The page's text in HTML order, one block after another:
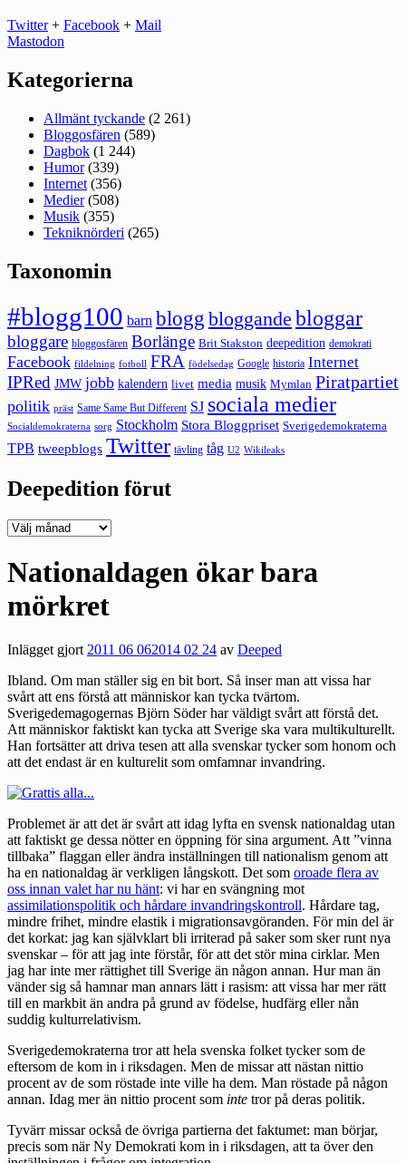
Twitter+ Facebook + Mail
Mastodon
Kategorierna
Allmänt tyckande (2 261)
Bloggosfären (589)
Dagbok (1 244)
Humor(339)
Internet (356)
Medier(508)
Musik (355)
Tekniknörderi (265)
Taxonomin
#blogg100 barn blogg bloggande bloggar
bloggare bloggosfären Borlänge Brit Stakston deepedition demokrati
Facebook fildelning fotboll FRA födelsedag Google historia Internet
IPRed JMW jobb kalendern livet media musik Mymlan Piratpartiet
politik präst Same Same But Different SJ sociala medier
Socialdemokraterna sorg Stockholm Stora Bloggpriset Sverigedemokraterna
TPB tweepblogs Twitter tävling tåg U2 Wikileaks
Deepedition förut
Deepedition
Nationaldagen ökar bara
mörkret
Inlägget gjort2011 06 062014 02 24 av Deeped
Ibland. Om man ställer sig en bit bort. Så inser man att vissa har
svårt att ens förstå att människor kan tycka tvärtom.
Sverigedemagogernas Björn Söder har väldigt svårt att förstå det.
Att människor faktiskt kan tycka att Sverige ska vara multikulturellt.
Han fortsätter att driva tesen att alla svenskar tycker som honom och
att det endast är en kulturelit som omfamnar invandring.
Problemet är att det är svårt att idag lyfta en svensk nationaldag utan
att faktiskt ge dessa nötter en öppning för sina argument. Att ”vinna
tillbaka” flaggan eller ändra inställningen till nationalism genom att
ha en nationaldag är verkligen långskott. Det som oroade flera av
oss innan valet har nu hänt: vi har en svängning mot
assimilationspolitik och hårdare invandringskontroll. Hårdare tag,
mindre frihet, mindre elastik i migrationsavgöranden. För min del är
det korkat: jag kan självklart bli irriterad på saker som sker runt nya
svenskar – för att jag inte förstår, för att det stör mina cirklar. Men
jag har inte mer rättighet till Sverige än någon annan. Hur man än
vänder sig så hamnar man annars lätt i rasism: att vissa har mer rätt
till en markbit än andra på grund av födelse, hudfärg eller nån
suddig kulturrelativism.
Sverigedemokraterna tror att hela svenska folket tycker som de
eftersom de kom in i riksdagen. Men de missar att nästan nittio
procent av de som röstade inte ville ha dem. Man röstade på någon
annan. Idag mer än nittio procent som inte tror på deras politik.
Tyvärr missar också de övriga partierna det faktumet: man börjar,
precis som när Ny Demokrati kom in i riksdagen, att ta över den